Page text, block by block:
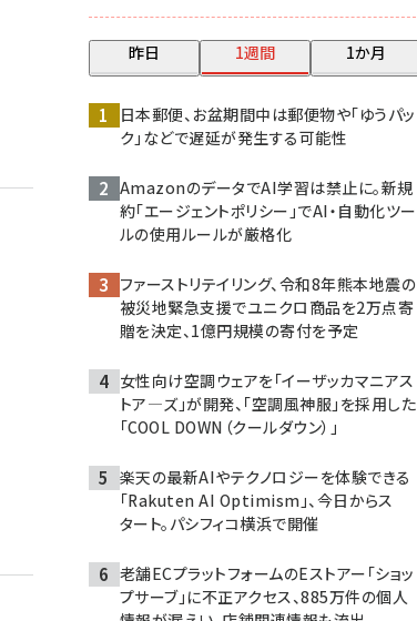
昨日 1週間 1か月
日本郵便、お盆期間中は郵便物や「ゆうパッ
ク」などで遅延が発生する可能性
AmazonのデータでAI学習は禁止に。新規
約「エージェントポリシー」でAI・自動化ツー
ルの使用ルールが厳格化
ファーストリテイリング、令和8年熊本地震の
被災地緊急支援でユニクロ商品を2万点寄
贈を決定、1億円規模の寄付を予定
女性向け空調ウェアを「イーザッカマニアス
トア―ズ」が開発、「空調風神服」を採用した
「COOL DOWN（クールダウン）」
楽天の最新AIやテクノロジーを体験できる
「Rakuten AI Optimism」、今日からス
タート。パシフィコ横浜で開催
老舗ECプラットフォームのEストアー「ショッ
プサーブ」に不正アクセス、885万件の個人